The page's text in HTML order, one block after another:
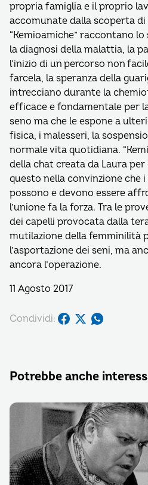
propria famiglia e il proprio
accomunate dalla scoperta di
“Kemioamiche” raccontano
la diagnosi della malattia, la
l’inizio di un percorso non
farcela, la speranza della
intrecciano durante la
efficace e fondamentale per
seno ma che le espone a
fisica, i malesseri, la
normale vita quotidiana.
della chat creata da Laura
questo nella convinzione che
possono e devono essere
l’unione fa la forza. Tra le
dei capelli provocata dalla
mutilazione della femminilità
l’asportazione dei seni, ma
ancora l’operazione.
11 Agosto 2017
Condividi:
Potrebbe anche